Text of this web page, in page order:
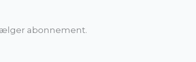
abonnement.